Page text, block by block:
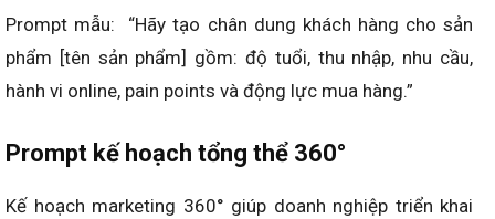
Prompt tạo chân dung khách hàng
Chân dung khách hàng rõ ràng giúp marketer xây dựng
thông điệp chính xác và phù hợp hơn. ChatGPT hỗ trợ
xác định các yếu tố nhân khẩu học, tâm lý học và hành vi
mua hàng. Điều này giúp marketer hiểu sâu hơn nhu cầu
từng tệp khách hàng. Chân dung càng chi tiết thì chiến